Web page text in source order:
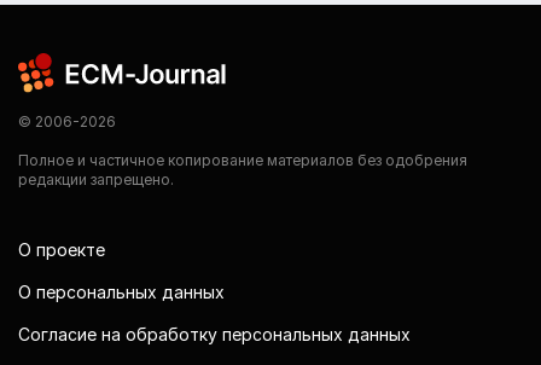
© 2006-2026
Полное и частичное копирование материалов без одобрения
редакции запрещено.
О проекте
О персональных данных
Согласие на обработку персональных данных